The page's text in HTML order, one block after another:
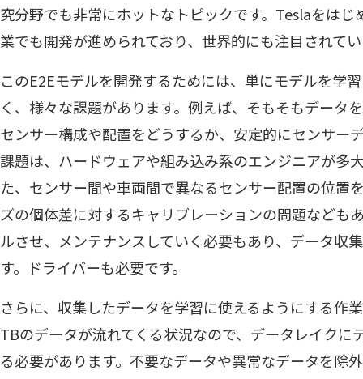
究分野でも非常にホットなトピックです。Teslaをは
業でも開発が進められており、世界的にも注目されて
このE2Eモデルを開発するためには、単にモデルを学
く、様々な課題があります。例えば、そもそもデータ
センサー構成や配置をどうするか、安定的にセンサー
課題は、ハードウェアや組み込み系のエンジニアが多
た、センサー間や車両間で異なるセンサー配置の位置
ズの個体差に対するキャリブレーションの問題なども
ルさせ、メンテナンスしていく必要もあり、データ収
す。ドライバーも必要です。
さらに、収集したデータを学習に使えるようにする作
TBのデータが流れてくる状況なので、データレイクに
る必要があります。不要なデータや異常なデータを除